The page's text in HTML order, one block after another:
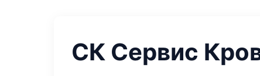
СК Сервис